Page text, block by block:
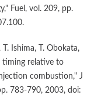
Fuel, vol. 209, pp.
Ishima, T. Obokata,
timing relative to
combustion," J
783-790, 2003, doi: